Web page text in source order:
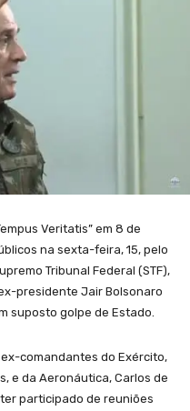
Veritatis” em 8 de
na sexta-feira, 15, pelo
Tribunal Federal (STF),
presidente Jair Bolsonaro
suposto golpe de Estado.
comandantes do Exército,
e da Aeronáutica, Carlos de
participado de reuniões